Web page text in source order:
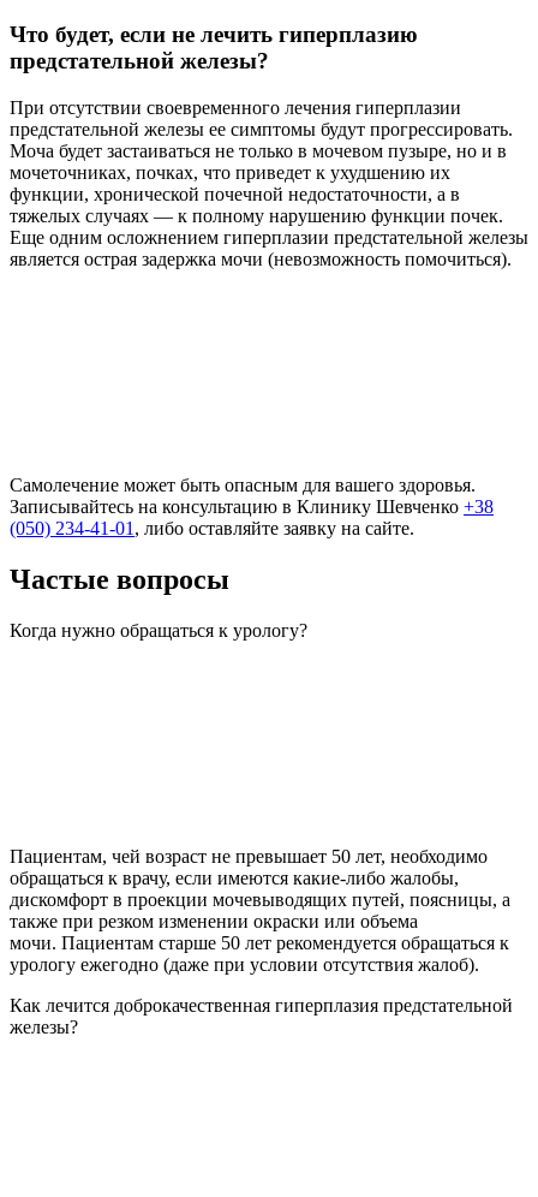
Что будет, если не лечить гиперплазию
предстательной железы?
При отсутствии своевременного лечения гиперплазии
предстательной железы ее симптомы будут прогрессировать.
Моча будет застаиваться не только в мочевом пузыре, но и в
мочеточниках, почках, что приведет к ухудшению их
функции, хронической почечной недостаточности, а в
тяжелых случаях — к полному нарушению функции почек.
Еще одним осложнением гиперплазии предстательной железы
является острая задержка мочи (невозможность помочиться).
Самолечение может быть опасным для вашего здоровья.
Записывайтесь на консультацию в Клинику Шевченко +38
(050) 234-41-01 , либо оставляйте заявку на сайте.
Частые вопросы
Когда нужно обращаться к урологу?
Пациентам, чей возраст не превышает 50 лет, необходимо
обращаться к врачу, если имеются какие-либо жалобы,
дискомфорт в проекции мочевыводящих путей, поясницы, а
также при резком изменении окраски или объема
мочи. Пациентам старше 50 лет рекомендуется обращаться к
урологу ежегодно (даже при условии отсутствия жалоб).
Как лечится доброкачественная гиперплазия предстательной
железы?